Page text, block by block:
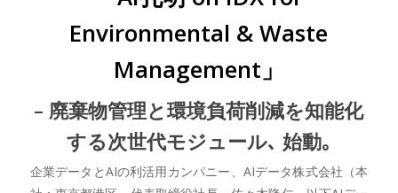
Environmental & Waste
Management」
– 廃棄物管理と環境負荷削減を知能化
する次世代モジュール､ 始動｡
企業データとAIの利活用カンパニー、AIデータ株式会社（本